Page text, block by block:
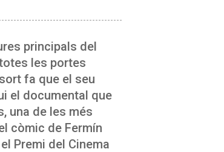
principals del
les portes
fa que el seu
el documental que
una de les més
còmic de Fermín
Premi del Cinema